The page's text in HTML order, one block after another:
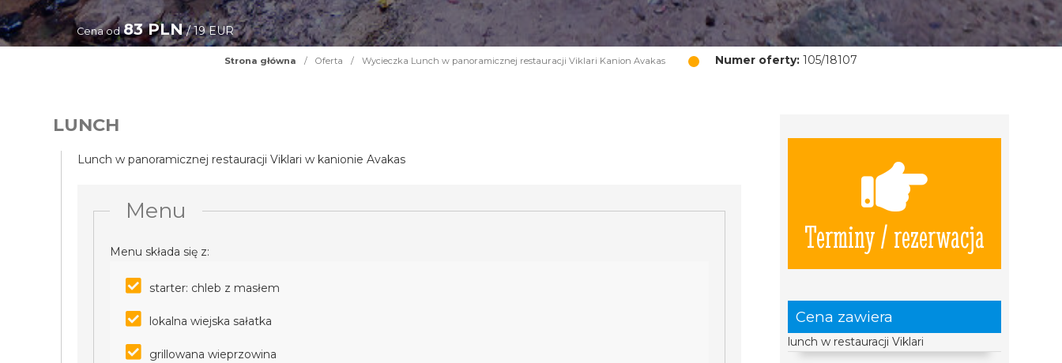
Cena od 83 PLN/ 19 EUR
Strona główna / Oferta / Wycieczka Lunch w panoramicznej restauracji Viklari Kanion Avakas Numer oferty: 105/18107
Terminy / rezerwacja
Cena zawiera
lunch w restauracji Viklari
LUNCH
Lunch w panoramicznej restauracji Viklari w kanionie Avakas
Menu
Menu składa się z:
starter: chleb z masłem
lokalna wiejska sałatka
grillowana wieprzowina